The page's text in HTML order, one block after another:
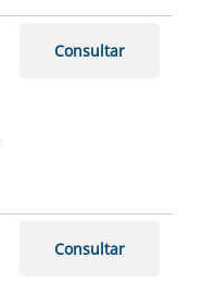
Consultar
Consultar